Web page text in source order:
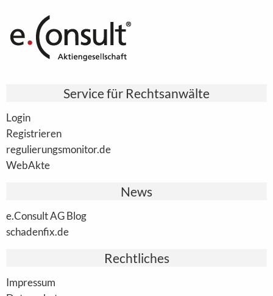
Service für Rechtsanwälte
Login
Registrieren
regulierungsmonitor.de
WebAkte
News
e.Consult AG Blog
schadenfix.de
Rechtliches
Impressum